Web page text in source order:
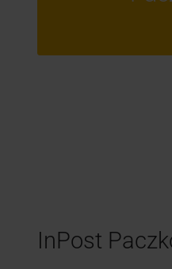
InPost